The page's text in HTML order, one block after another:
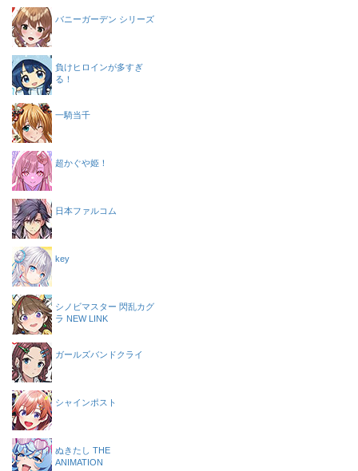
バニーガーデン シリーズ
負けヒロインが多すぎ
る！
一騎当千
超かぐや姫！
日本ファルコム
key
シノビマスター 閃乱カグ
ラ NEW LINK
ガールズバンドクライ
シャインポスト
ぬきたし THE
ANIMATION